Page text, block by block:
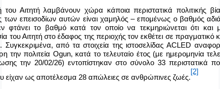
του Αιτητή λαμβάνουν χώρα κάποια περιστατικά πολιτικής
των επεισοδίων αυτών είναι χαμηλός – επομένως ο βαθμός
φτάνει το βαθμό κατά τον οποίο να τεκμηριώνεται ότι και
του Αιτητή στο έδαφος της περιοχής τον εκθέτει σε πραγματικό
Συγκεκριμένα, από τα στοιχεία της ιστοσελίδας ACLED
την πολιτεία Ogun, κατά το τελευταίο έτος (με ημερομηνία
την 20/02/26) εντοπίστηκαν στο σύνολο 33 περιστατικά
είχαν ως αποτέλεσμα 28 απώλειες σε ανθρώπινες ζωές.
[2]